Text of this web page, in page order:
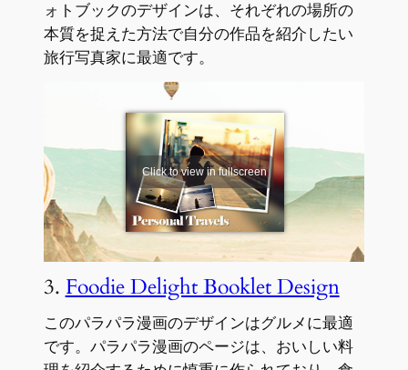
ォトブックのデザインは、それぞれの場所の
本質を捉えた方法で自分の作品を紹介したい
旅行写真家に最適です。
3. Foodie Delight Booklet Design
このパラパラ漫画のデザインはグルメに最適
です。パラパラ漫画のページは、おいしい料